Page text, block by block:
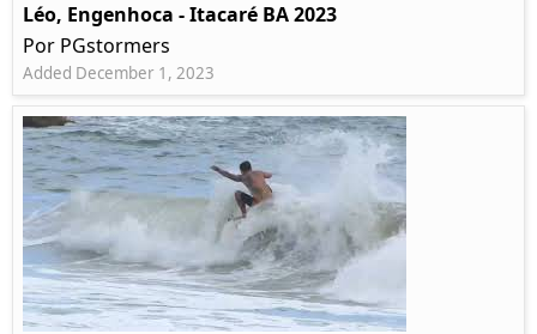
Léo, Engenhoca - Itacaré BA 2023
Por PGstormers
Added December 1, 2023